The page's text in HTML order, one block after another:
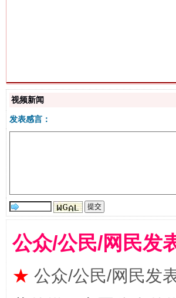
视频新闻
发表感言：
公众/公民/网民发
★ 公众/公民/网民发